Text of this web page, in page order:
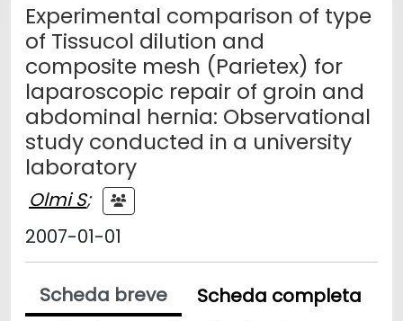
Experimental comparison of type
of Tissucol dilution and
composite mesh (Parietex) for
laparoscopic repair of groin and
abdominal hernia: Observational
study conducted in a university
laboratory
Olmi S;
2007-01-01
Scheda breve
Scheda completa